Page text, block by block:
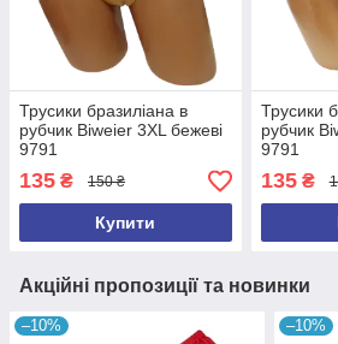
Трусики бразиліана в
рубчик Biweier 3XL бежеві
9791
135 ₴ 150 ₴
Купити
Трусики
рубчик
9791
135₴
Акційні пропозиції та новинки
–10% –10%